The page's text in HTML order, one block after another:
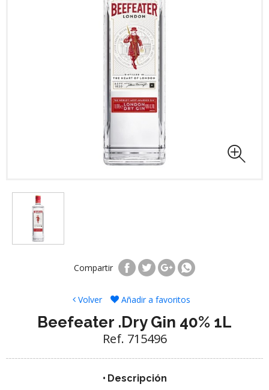
Compartir
Volver Añadir a favoritos
Beefeater .Dry Gin 40% 1L
Ref. 715496
Descripción